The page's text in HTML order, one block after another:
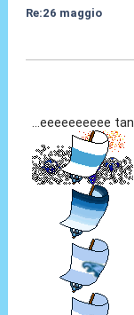
Re:26 maggio
...eeeeeeeeee